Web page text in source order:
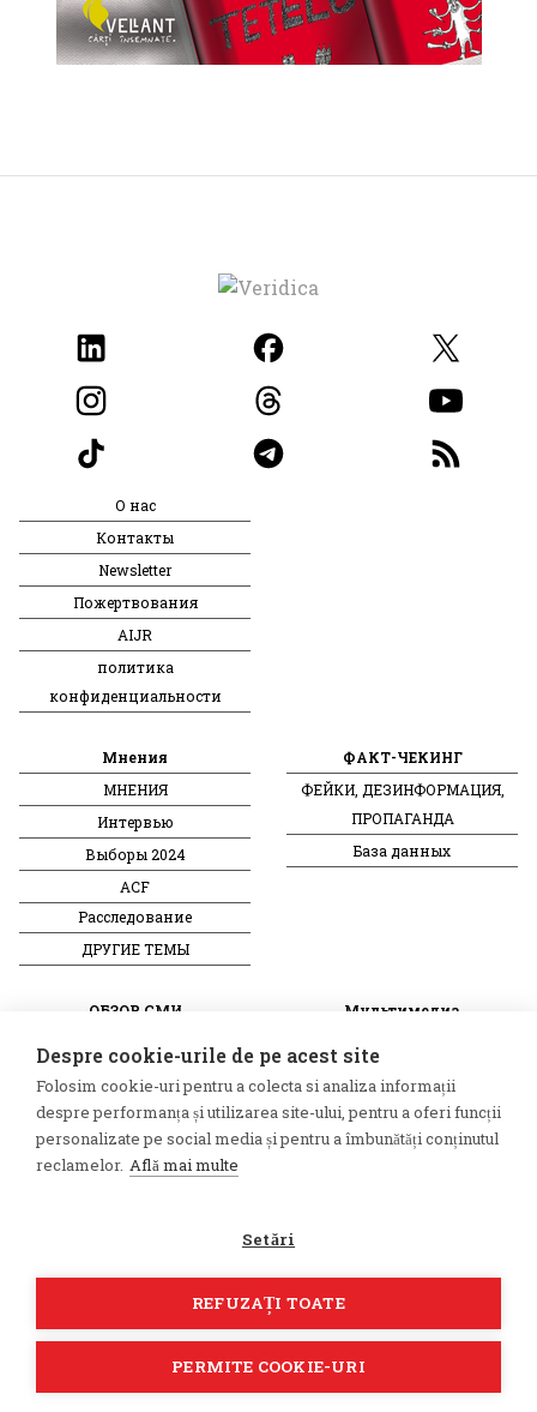
О нас
Контакты
Newsletter
Пожертвования
AIJR
политика
конфиденциальности
Мнения
МНЕНИЯ
Интервью
Выборы 2024
ACF
Расследование
ДРУГИЕ ТЕМЫ
ФАКТ-ЧЕКИНГ
ФЕЙКИ, ДЕЗИНФОРМАЦИЯ,
ПРОПАГАНДА
База данных
ОБЗОР СМИ
НЕЗАВИСИМЫЕ
РУССКОЯЗЫЧНЫЕ СМИ
ПРОКРЕМЛЕВСКИЕ
РУССКОЯЗЫЧНЫЕ СМИ
Мультимедиа
ВИДЕОРЕПОРТАЖИ
Видеоинтервью
представляет собой публикацию
Международный альянс
румынских журналистов.
Despre cookie-urile de pe acest site
Folosim cookie-uri pentru a colecta si analiza informații
despre performanța și utilizarea site-ului, pentru a oferi funcții
personalizate pe social media și pentru a îmbunătăți conținutul
reclamelor. Află mai multe
Setări
REFUZAȚI TOATE
PERMITE COOKIE-URI